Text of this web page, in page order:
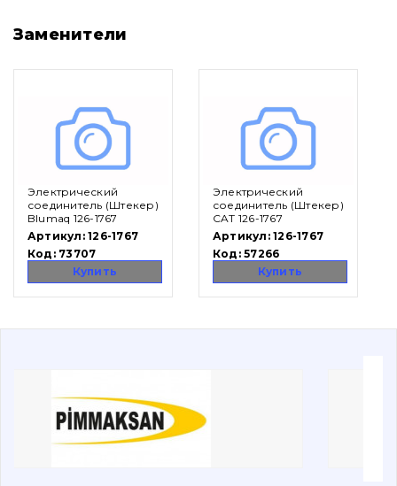
О нас
Вакансии
Каталог
Фильтры и смазочные материалы
Ходовая часть
Ножи, режущие кромки
Защита (ковша, адаптера)
Заменители
Электрический
соединитель (Штекер)
Blumaq 126-1767
Артикул:126-1767
Код: 73707
Купить
Электрический
соединитель (Штекер)
CAT 126-1767
Артикул:126-1767
Код:57266
Купить